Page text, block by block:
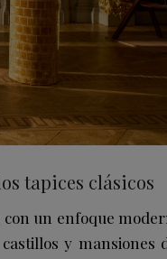
tapices clásicos
con un enfoque
y mansiones